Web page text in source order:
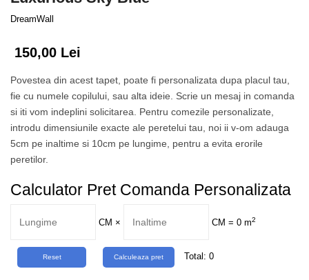
Watercolor
DreamWall
150,00 Lei
Povestea din acest tapet, poate fi personalizata dupa placul tau,
fie cu numele copilului, sau alta ideie. Scrie un mesaj in comanda
si iti vom indeplini solicitarea. Pentru comezile personalizate,
introdu dimensiunile exacte ale peretelui tau, noi ii v-om adauga
5cm pe inaltime si 10cm pe lungime, pentru a evita erorile
peretilor.
Calculator Pret Comanda Personalizata
CM × CM = 0 m2
Total: 0